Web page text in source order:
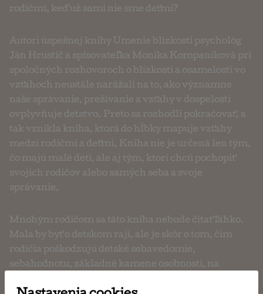
rodičmi, keď už sami nie sme deťmi?
Autori úspešnej knihy Umenie blízkosti psychológ
Ján Hrustič a spisovateľka Monika Kompaníková pri
spoločných rozhovoroch o blízkosti a osamelosti vo
vzťahoch neustále narážali na to, ako významne
naše správanie, prežívanie a vzťahy v dospelosti
ovplyvňuje detstvo. Preto sa rozhodli pokračovať, a
tak vznikla kniha, ktorá do hĺbky mapuje vzťahy
medzi rodičmi a deťmi. Kniha nie je určená len tým,
čo majú malé deti, ale aj tým, ktorí chcú pochopiť
svojich rodičov alebo samých seba a svoje
správanie.
Mnohým rodičom sa táto kniha nebude čítať ľahko.
Mala by byť o detskom raji, ale je skôr o tom, čím
rodičia poškodzujú detské sebavedomie,
sebahodnotu, základné kamene osobnosti, na